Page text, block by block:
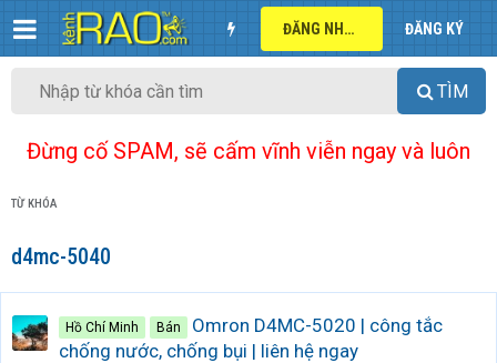
ĐĂNG NHẬP ĐĂNG KÝ
TÌM
Đừng cố SPAM, sẽ cấm vĩnh viễn ngay và luôn
TỪ KHÓA
d4mc-5040
Hồ Chí Minh Bán
Omron D4MC-5020 | công tắc
chống nước, chống bụi | liên hệ ngay